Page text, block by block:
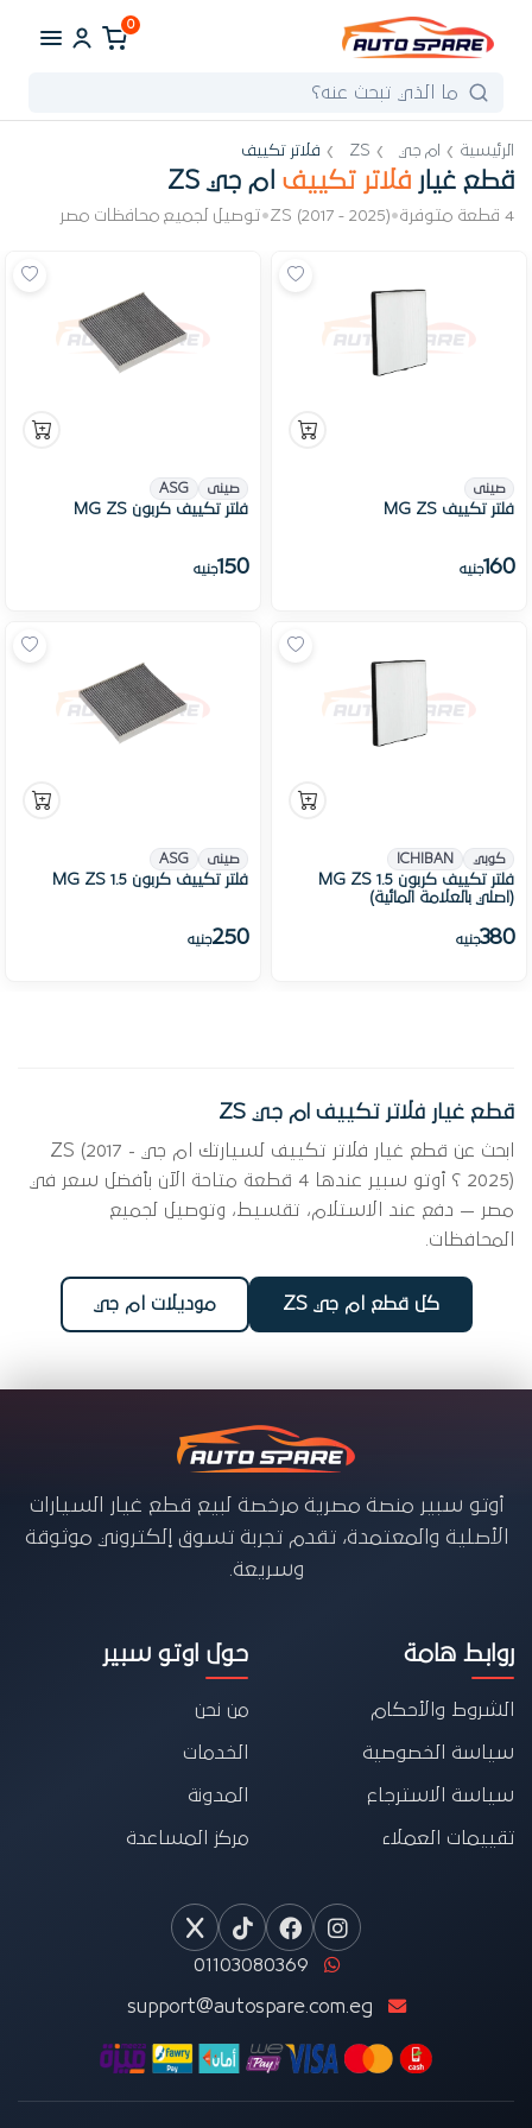
0
الرئيسية ام جي ZS فلاتر تكييف
قطع غيار فلاتر تكييف ام جي ZS
4 قطعة متوفرة •
ZS (2017 - 2025)
•توصيل لجميع محافظات مصر
صينى
فلتر تكييف MG ZS
160جنيه
صينى ASG
فلتر تكييف كربون MG ZS
150جنيه
كوبي ICHIBAN
فلتر تكييف كربون MG ZS 1.5
(اصلي بالعلامة المائية)
380جنيه
صينى ASG
فلتر تكييف كربون MG ZS 1.5
250جنيه
قطع غيار فلاتر تكييف ام جي ZS
ابحث عن قطع غيار فلاتر تكييف لسيارتك ام جي ZS (2017 -
2025) ؟ أوتو سبير عندها 4 قطعة متاحة الآن بأفضل سعر في
مصر — دفع عند الاستلام، تقسيط، وتوصيل لجميع
المحافظات.
كل قطع ام جي ZS موديلات ام جي
أوتو سبير منصة مصرية مرخصة لبيع قطع غيار السيارات
الأصلية والمعتمدة، تقدم تجربة تسوق إلكتروني موثوقة
وسريعة.
روابط هامة
الشروط والأحكام
سياسة الخصوصية
سياسة الاسترجاع
تقييمات العملاء
حول اوتو سبير
من نحن
الخدمات
المدونة
مركز المساعدة